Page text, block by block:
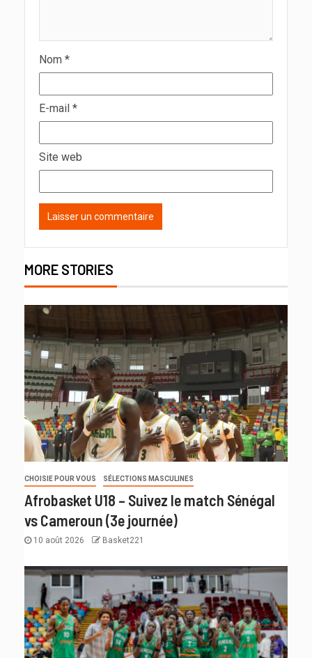
Nom *
E-mail *
Site web
MORE STORIES
CHOISIE POUR VOUS SÉLECTIONS MASCULINES
Afrobasket U18 – Suivez le match Sénégal
vs Cameroun (3e journée)
10 août 2026 Basket221